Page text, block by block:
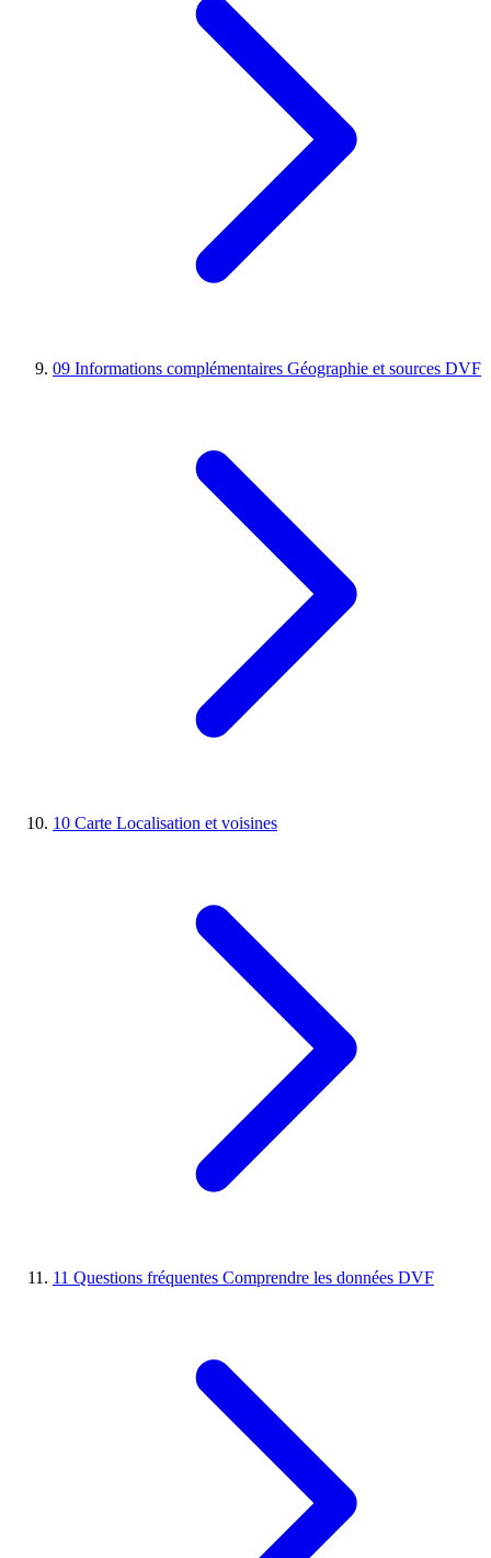
09 Informations complémentaires Géographie et sources DVF
10 Carte Localisation et voisines
11 Questions fréquentes Comprendre les données DVF